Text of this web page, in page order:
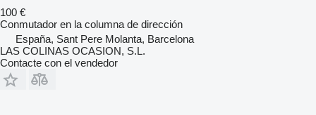
100 €
Conmutador en la columna de dirección
España, Sant Pere Molanta, Barcelona
LAS COLINAS OCASION, S.L.
Contacte con el vendedor